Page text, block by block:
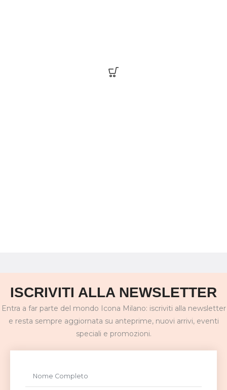
ISCRIVITI ALLA NEWSLETTER
Entra a far parte del mondo Icona Milano: iscriviti alla newsletter
e resta sempre aggiornata su anteprime, nuovi arrivi, eventi
speciali e promozioni.